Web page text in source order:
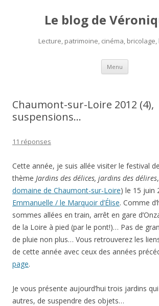
Le blog de
Lecture, patrimoine, cinéma,
Menu Aller
contenu
Chaumont-sur-Loire 2012 (4),
suspensions…
11 réponses
Cette année, je suis allée visiter le festival
thème Jardins des délices, jardins des délires
domaine de Chaumont-sur-Loire) le 15 juin
Emmanuelle / le Marquoir d’Élise. Comme
sommes allées en train, arrêt en gare
de la Loire à pied (par le pont!)… Pas de
de pluie non plus… Vous retrouverez les
de cette année avec ceux des années
page.
Je vous présente aujourd’hui trois jardins
autres, de suspendre des objets…